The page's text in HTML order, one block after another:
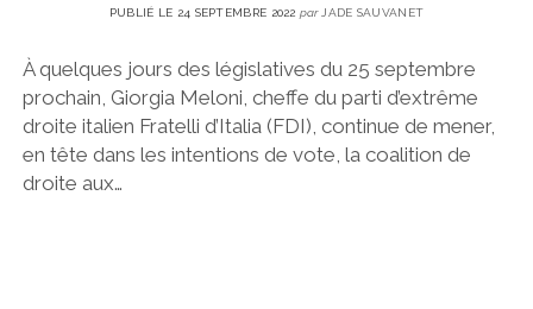
PUBLIÉ LE 24 SEPTEMBRE 2022parJADE SAUVANET
À quelques jours des législatives du 25 septembre
prochain, Giorgia Meloni, cheffe du parti d’extrême
droite italien Fratelli d’Italia (FDI), continue de mener,
en tête dans les intentions de vote, la coalition de
droite aux…